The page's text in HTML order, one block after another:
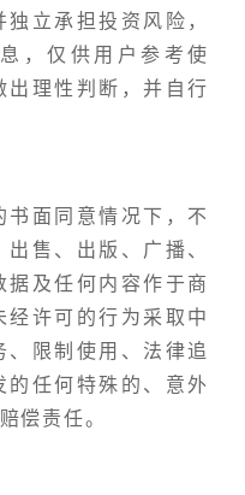
立承担投资风险，
，仅供用户参考使
理性判断，并自行
面同意情况下，不
售、出版、广播、
及任何内容作于商
许可的行为采取中
限制使用、法律追
任何特殊的、意外
偿责任。